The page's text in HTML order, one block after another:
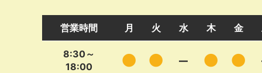
営業時間 月 火 水 木 金
8:30～
18:00
● ● – ● ●